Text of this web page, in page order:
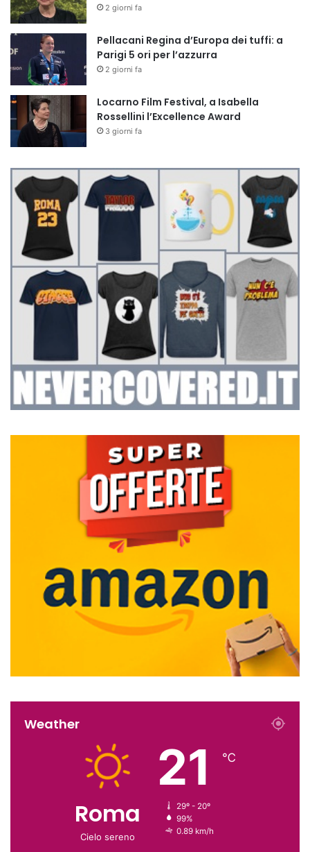
2 giorni fa
Pellacani Regina d’Europa dei tuffi: a
Parigi 5 ori per l’azzurra
2 giorni fa
Locarno Film Festival, a Isabella
Rossellini l’Excellence Award
3 giorni fa
Weather
Roma
Cielo sereno
21 ℃
29º - 20º
99%
0.89 km/h